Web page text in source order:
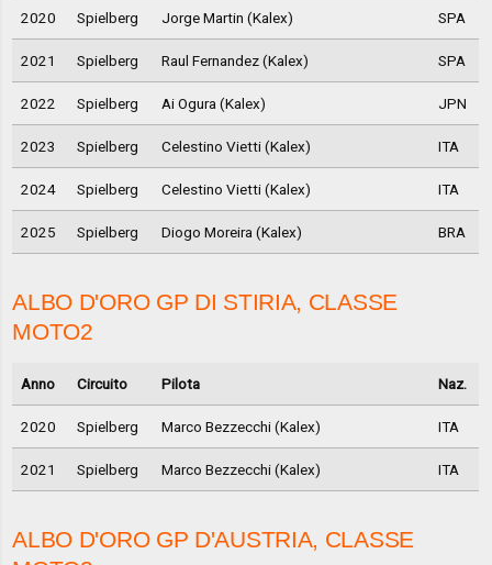
2020 Spielberg Jorge Martin (Kalex) SPA
2021 Spielberg Raul Fernandez (Kalex) SPA
2022 Spielberg Ai Ogura (Kalex) JPN
2023 Spielberg Celestino Vietti (Kalex) ITA
2024 Spielberg Celestino Vietti (Kalex) ITA
2025 Spielberg Diogo Moreira (Kalex) BRA
ALBO D'ORO GP DI STIRIA, CLASSE
MOTO2
Anno Circuito Pilota Naz.
2020 Spielberg Marco Bezzecchi (Kalex) ITA
2021 Spielberg Marco Bezzecchi (Kalex) ITA
ALBO D'ORO GP D'AUSTRIA, CLASSE